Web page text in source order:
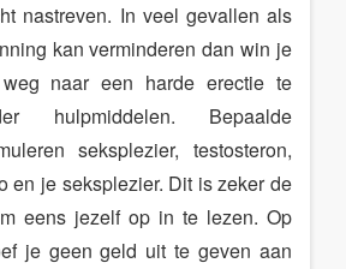
nastreven. In veel gevallen als
kan verminderen dan win je
naar een harde erectie te
hulpmiddelen. Bepaalde
seksplezier, testosteron,
en je seksplezier. Dit is zeker de
eens jezelf op in te lezen. Op
je geen geld uit te geven aan